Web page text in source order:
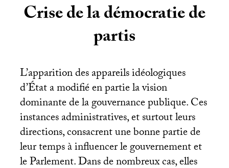
Crise de la démocratie de
partis
L’apparition des appareils idéologiques
d’État a modifié en partie la vision
dominante de la gouvernance publique. Ces
instances administratives, et surtout leurs
directions, consacrent une bonne partie de
leur temps à influencer le gouvernement et
le Parlement. Dans de nombreux cas, elles